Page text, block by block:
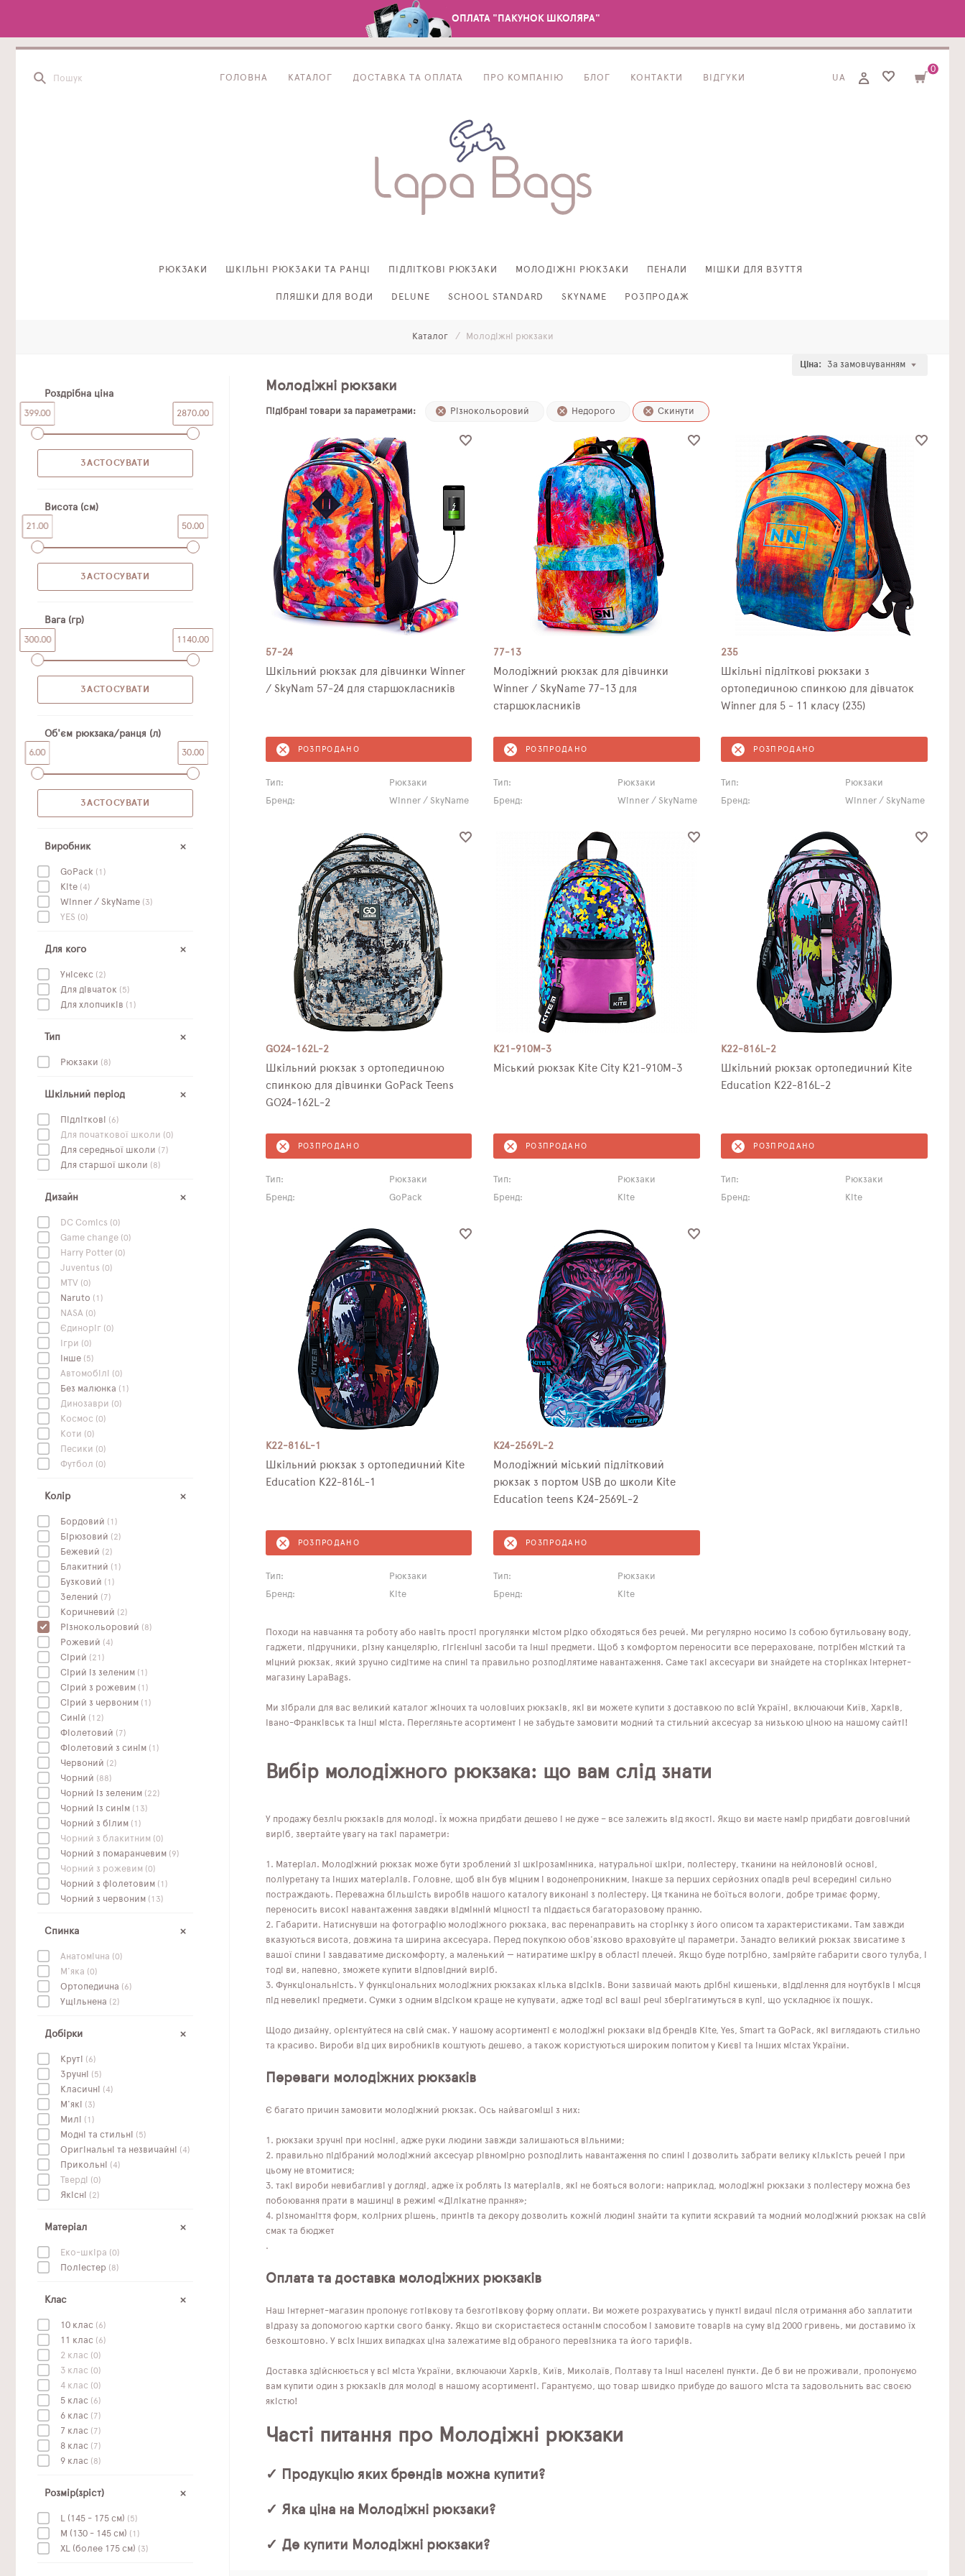
ОПЛАТА "ПАКУНОК ШКОЛЯРА"
ГОЛОВНА КАТАЛОГ ДОСТАВКА ТА ОПЛАТА ПРО КОМПАНІЮ БЛОГ КОНТАКТИ ВІДГУКИ UA
0
РЮКЗАКИ ШКІЛЬНІ РЮКЗАКИ ТА РАНЦІ ПІДЛІТКОВІ РЮКЗАКИ МОЛОДІЖНІ РЮКЗАКИ ПЕНАЛИ МІШКИ ДЛЯ ВЗУТТЯ
ПЛЯШКИ ДЛЯ ВОДИ DELUNE SCHOOL STANDARD SKYNAME РОЗПРОДАЖ
Каталог Молодіжні рюкзаки
Роздрібна ціна
399.00 2870.00
Висота (см)
21.00 50.00
Вага (гр)
300.00 1140.00
Об'єм рюкзака/ранця (л)
6.00 30.00
Виробник
GoPack (1)
Kite (4)
Winner / SkyName (3)
YES (0)
Для кого
Унісекс (2)
Для дівчаток (5)
Для хлопчиків (1)
Тип
Рюкзаки (8)
Шкільний період
Підліткові (6)
Для початкової школи (0)
Для середньої школи (7)
Для старшої школи (8)
Дизайн
DC Сomics (0)
Game change (0)
Harry Potter (0)
Juventus (0)
MTV (0)
Naruto (1)
NASA (0)
Єдиноріг (0)
Ігри (0)
Інше (5)
Автомобілі (0)
Без малюнка (1)
Динозаври (0)
Космос (0)
Коти (0)
Песики (0)
Футбол (0)
Колір
Бордовий (1)
Бірюзовий (2)
Бежевий (2)
Блакитний (1)
Бузковий (1)
Зелений (7)
Коричневий (2)
Різнокольоровий (8)
Рожевий (4)
Сірий (21)
Сірий із зеленим (1)
Сірий з рожевим (1)
Сірий з червоним (1)
Синій (12)
Фіолетовий (7)
Фіолетовий з синім (1)
Червоний (2)
Чорний (88)
Чорний із зеленим (22)
Чорний із синім (13)
Чорний з білим (1)
Чорний з блакитним (0)
Чорний з помаранчевим (9)
Чорний з рожевим (0)
Чорний з фіолетовим (1)
Чорний з червоним (13)
Спинка
Анатомічна (0)
М'яка (0)
Ортопедична (6)
Ущільнена (2)
Добірки
Круті (6)
Зручні (5)
Класичні (4)
М'які (3)
Милі (1)
Модні та стильні (5)
Оригінальні та незвичайні (4)
Прикольні (4)
Тверді (0)
Якісні (2)
Матеріал
Еко-шкіра (0)
Поліестер (8)
Клас
10 клас (6)
11 клас (6)
2 клас (0)
3 клас (0)
4 клас (0)
5 клас (6)
6 клас (7)
7 клас (7)
8 клас (7)
9 клас (8)
Розмір(зріст)
L (145 - 175 см) (5)
M (130 - 145 см) (1)
XL (более 175 см) (3)
Ціна: За замовчуванням
Молодіжні рюкзаки
Підібрані товари за параметрами: Різнокольоровий Недорого Скинути
57-24
Шкільний рюкзак для дівчинки Winner
/ SkyNam 57-24 для старшокласників
РОЗПРОДАНО
Тип:
Рюкзаки
Бренд:
Winner / SkyName
77-13
Молодіжний рюкзак для дівчинки
Winner / SkyName 77-13 для
старшокласників
РОЗПРОДАНО
Тип:
Рюкзаки
Бренд:
Winner / SkyName
235
Шкільні підліткові рюкзаки з
ортопедичною спинкою для дівчаток
Winner для 5 - 11 класу (235)
РОЗПРОДАНО
Тип:
Рюкзаки
Бренд:
Winner / SkyName
GO24-162L-2
Шкільний рюкзак з ортопедичною
спинкою для дівчинки GoPack Teens
GO24-162L-2
РОЗПРОДАНО
Тип:
Рюкзаки
Бренд:
GoPack
K21-910M-3
Міський рюкзак Kite City K21-910M-3
РОЗПРОДАНО
Тип:
Рюкзаки
Бренд:
Kite
K22-816L-2
Шкільний рюкзак ортопедичний Kite
Education K22-816L-2
РОЗПРОДАНО
Тип:
Рюкзаки
Бренд:
Kite
K22-816L-1
Шкільний рюкзак з ортопедичний Kite
Education K22-816L-1
РОЗПРОДАНО
Тип:
Рюкзаки
Бренд:
Kite
K24-2569L-2
Молодіжний міський підлітковий
рюкзак з портом USB до школи Kite
Education teens K24-2569L-2
РОЗПРОДАНО
Тип:
Рюкзаки
Бренд:
Kite
Походи на навчання та роботу або навіть прості прогулянки містом рідко обходяться без речей. Ми регулярно носимо із собою бутильовану воду,
гаджети, підручники, різну канцелярію, гігієнічні засоби та інші предмети. Щоб з комфортом переносити все перераховане, потрібен місткий та
міцний рюкзак, який зручно сидітиме на спині та правильно розподілятиме навантаження. Саме такі аксесуари ви знайдете на сторінках інтернет-
магазину LapaBags.
Ми зібрали для вас великий каталог жіночих та чоловічих рюкзаків, які ви можете купити з доставкою по всій Україні, включаючи Київ, Харків,
Івано-Франківськ та інші міста. Перегляньте асортимент і не забудьте замовити модний та стильний аксесуар за низькою ціною на нашому сайті!
Вибір молодіжного рюкзака: що вам слід знати
У продажу безліч рюкзаків для молоді. Їх можна придбати дешево і не дуже – все залежить від якості. Якщо ви маєте намір придбати довговічний
виріб, звертайте увагу на такі параметри:
Матеріал. Молодіжний рюкзак може бути зроблений зі шкірозамінника, натуральної шкіри, поліестеру, тканини на нейлоновій основі,
поліуретану та інших матеріалів. Головне, щоб він був міцним і водонепроникним, інакше за перших серйозних опадів речі всередині сильно
постраждають. Переважна більшість виробів нашого каталогу виконані з поліестеру. Ця тканина не боїться вологи, добре тримає форму,
переносить високі навантаження завдяки відмінній міцності та піддається багаторазовому пранню.
Габарити. Натиснувши на фотографію молодіжного рюкзака, вас перенаправить на сторінку з його описом та характеристиками. Там завжди
вказуються висота, довжина та ширина аксесуара. Перед покупкою обов'язково враховуйте ці параметри. Занадто великий рюкзак звисатиме з
вашої спини і завдаватиме дискомфорту, а маленький — натиратиме шкіру в області плечей. Якщо буде потрібно, заміряйте габарити свого тулуба, і
тоді ви, напевно, зможете купити відповідний виріб.
Функціональність. У функціональних молодіжних рюкзаках кілька відсіків. Вони зазвичай мають дрібні кишеньки, відділення для ноутбуків і місця
під невеликі предмети. Сумки з одним відсіком краще не купувати, адже тоді всі ваші речі зберігатимуться в купі, що ускладнює їх пошук.
Щодо дизайну, орієнтуйтеся на свій смак. У нашому асортименті є молодіжні рюкзаки від брендів Kite, Yes, Smart та GoPack, які виглядають стильно
та красиво. Вироби від цих виробників коштують дешево, а також користуються широким попитом у Києві та інших містах України.
Переваги молодіжних рюкзаків
Є багато причин замовити молодіжний рюкзак. Ось найвагоміші з них:
рюкзаки зручні при носінні, адже руки людини завжди залишаються вільними;
правильно підібраний молодіжний аксесуар рівномірно розподілить навантаження по спині і дозволить забрати велику кількість речей і при
цьому не втомитися;
такі вироби невибагливі у догляді, адже їх роблять із матеріалів, які не бояться вологи: наприклад, молодіжні рюкзаки з поліестеру можна без
побоювання прати в машинці в режимі «Ділікатне прання»;
різноманіття форм, колірних рішень, принтів та декору дозволить кожній людині знайти та купити яскравий та модний молодіжний рюкзак на свій
смак та бюджет
.
Оплата та доставка молодіжних рюкзаків
Наш інтернет-магазин пропонує готівкову та безготівкову форму оплати. Ви можете розрахуватись у пункті видачі після отримання або заплатити
відразу за допомогою картки свого банку. Якщо ви скористаєтеся останнім способом і замовите товарів на суму від 2000 гривень, ми доставимо їх
безкоштовно. У всіх інших випадках ціна залежатиме від обраного перевізника та його тарифів.
Доставка здійснюється у всі міста України, включаючи Харків, Київ, Миколаїв, Полтаву та інші населені пункти. Де б ви не проживали, пропонуємо
вам купити один з рюкзаків для молоді в нашому асортименті. Гарантуємо, що товар швидко прибуде до вашого міста та задовольнить вас своєю
якістю!
Часті питання про Молодіжні рюкзаки
✓ Продукцію яких брендів можна купити?
✓ Яка ціна на Молодіжні рюкзаки?
✓ Де купити Молодіжні рюкзаки?